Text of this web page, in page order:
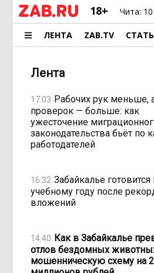
18+ Чита: 10
ЛЕНТА ZAB.TV
Лента
17:03 Рабочих рук меньше,
проверок — больше: как
ужесточение
законодательства бьёт по
работодателей
16:32 Забайкалье
учебному году после
вложений
14:40 Как в Забайкалье
отлов бездомных
мошенническую схему на